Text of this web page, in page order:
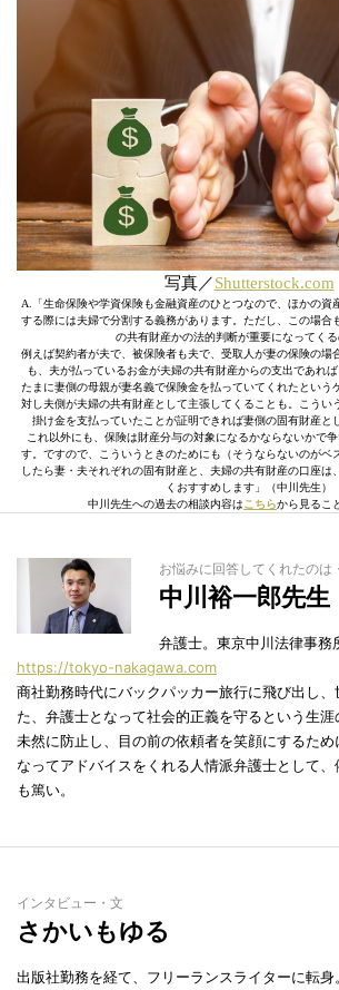
写真／Shutterstock.com
A.「生命保険や学資保険も金融資産のひとつなので、ほかの資
する際には夫婦で分割する義務があります。ただし、この場合
の共有財産かの法的判断が重要になってくる
例えば契約者が夫で、被保険者も夫で、受取人が妻の保険の場
も、夫が払っているお金が夫婦の共有財産からの支出であれば
たまに妻側の母親が妻名義で保険金を払っていてくれたという
対し夫側が夫婦の共有財産として主張してくることも。こうい
掛け金を支払っていたことが証明できれば妻側の固有財産と
これ以外にも、保険は財産分与の対象になるかならないかで
す。ですので、こういうときのためにも（そうならないのがベ
したら妻・夫それぞれの固有財産と、夫婦の共有財産の口座は
くおすすめします」（中川先生）
中川先生への過去の相談内容はこちらから見るこ
お悩みに回答してくれたのは
中川裕一郎先生
弁護士。東京中川法律事務
https://tokyo-nakagawa.com
商社勤務時代にバックパッカー旅行に飛び出し
た、弁護士となって社会的正義を守るという生
未然に防止し、目の前の依頼者を笑顔にするた
なってアドバイスをくれる人情派弁護士として
も篤い。
インタビュー・文
さかいもゆる
出版社勤務を経て、フリーランスライターに転